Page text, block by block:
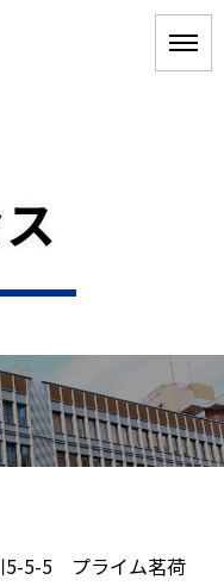
5-5-5 プライム茗荷